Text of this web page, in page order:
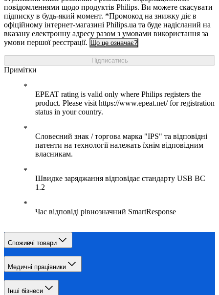
повідомленнями щодо продуктів Philips. Ви можете скасувати
підписку в будь-який момент. *Промокод на знижку діє в
офіційному інтернет-магазині Philips.ua та буде надісланий на
вказану електронну адресу разом з умовами використання за
умови першої реєстрації. Що це означає?
Підписатись
Примітки
EPEAT rating is valid only where Philips registers the
product. Please visit https://www.epeat.net/ for registration
status in your country.
Словесний знак / торгова марка "IPS" та відповідні
патенти на технології належать їхнім відповідним
власникам.
Швидке заряджання відповідає стандарту USB BC
1.2
Час відповіді рівнозначний SmartResponse
Споживчі товари
Медичні працівники
Інші бізнеси